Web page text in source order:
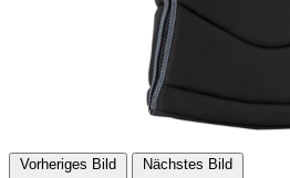
Vorheriges Bild Nächstes Bild